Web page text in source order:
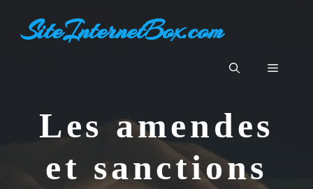
contenuSiteInternetBox.com
Menu
Les amendes
et sanctions